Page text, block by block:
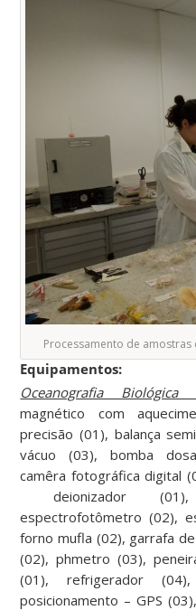
Processamento de
Equipamentos:
Oceanografia
magnético com
precisão (01), balança
vácuo (03), bomba
camêra fotográfica digital
deionizador
espectrofotômetro (02),
forno mufla (02), garrafa
(02), phmetro (03),
(01), refrigerador
posicionamento – GPS